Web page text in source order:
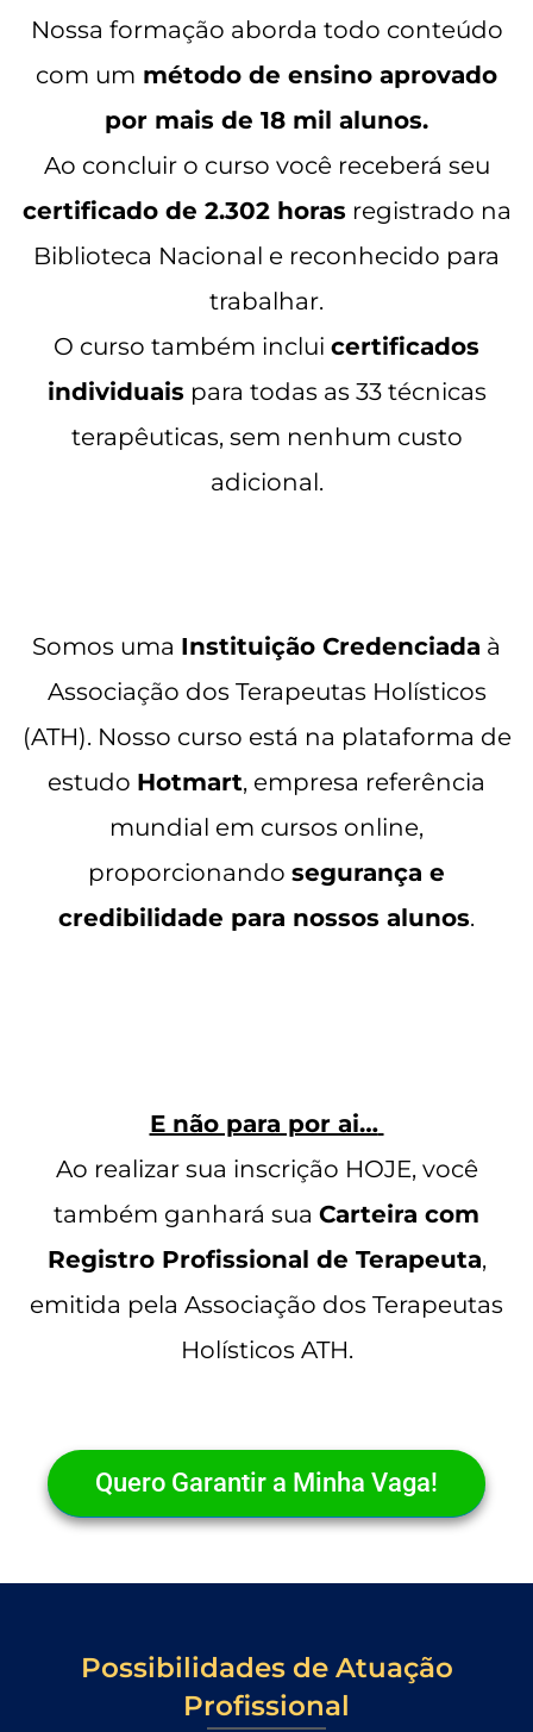
Nossa formação aborda todo conteúdo
com um método de ensino aprovado
por mais de 18 mil alunos.
Ao concluir o curso você receberá seu
certificado de 2.302 horas registrado na
Biblioteca Nacional e reconhecido para
trabalhar.
O curso também inclui certificados
individuais para todas as 33 técnicas
terapêuticas, sem nenhum custo
adicional.
Somos uma Instituição Credenciada à
Associação dos Terapeutas Holísticos
(ATH). Nosso curso está na plataforma de
estudo Hotmart, empresa referência
mundial em cursos online,
proporcionando segurança e
credibilidade para nossos alunos.
E não para por ai…
Ao realizar sua inscrição HOJE, você
também ganhará sua Carteira com
Registro Profissional de Terapeuta,
emitida pela Associação dos Terapeutas
Holísticos ATH.
Quero Garantir a Minha Vaga!
Possibilidades de Atuação
Profissional